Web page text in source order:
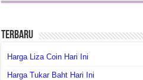
Terbaru
Harga Liza Coin Hari Ini
Harga Tukar Baht Hari Ini